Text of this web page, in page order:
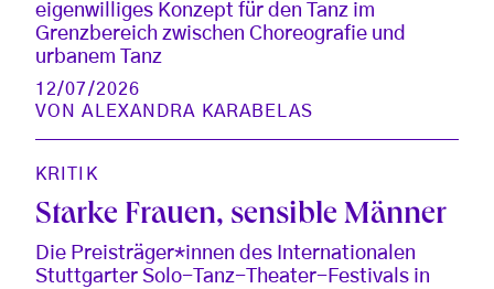
eigenwilliges Konzept für den Tanz im
Grenzbereich zwischen Choreografie und
urbanem Tanz
12/07/2026
VONALEXANDRA KARABELAS
KRITIK
Starke Frauen, sensible Männer
Die Preisträger*innen des Internationalen
Stuttgarter Solo-Tanz-Theater-Festivals in